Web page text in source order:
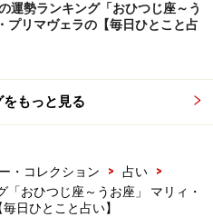
（10月24日～11月22
運勢ランキング「おひつじ座～う
プリマヴェラの【毎日ひとこと占
もっと見る
・コレクション > 占い
>
おひつじ座～うお座」 マリィ・
日ひとこと占い】